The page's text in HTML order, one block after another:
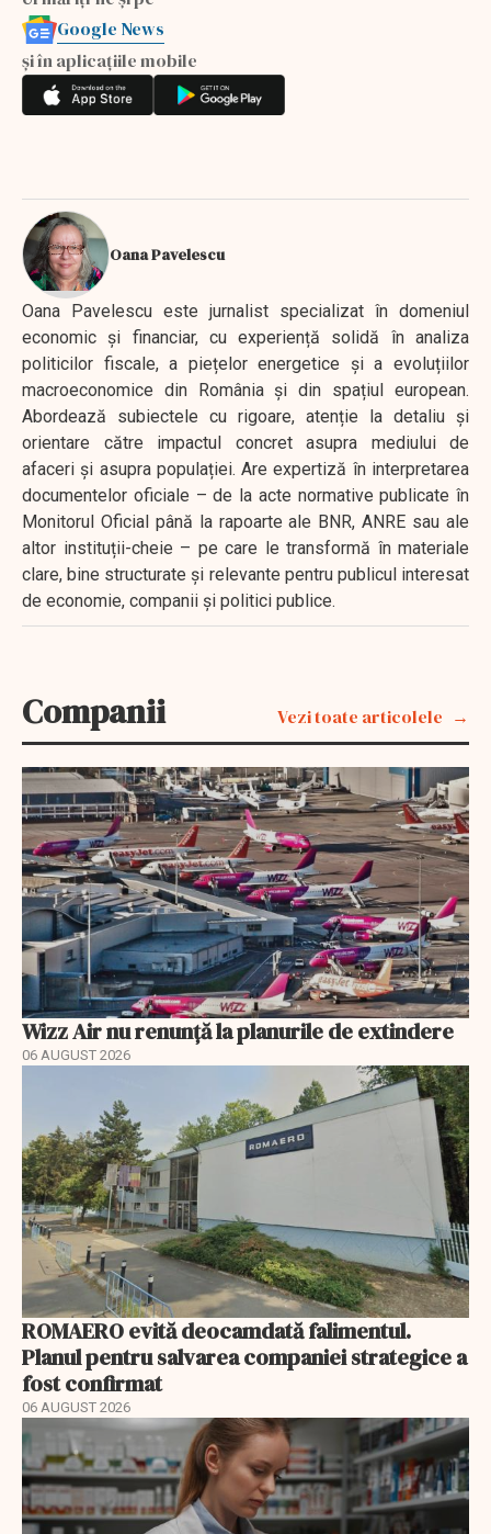
Google News
și în aplicațiile mobile
Oana Pavelescu
Oana Pavelescu este jurnalist specializat în domeniul
economic și financiar, cu experiență solidă în analiza
politicilor fiscale, a piețelor energetice și a evoluțiilor
macroeconomice din România și din spațiul european.
Abordează subiectele cu rigoare, atenție la detaliu și
orientare către impactul concret asupra mediului de
afaceri și asupra populației. Are expertiză în interpretarea
documentelor oficiale – de la acte normative publicate în
Monitorul Oficial până la rapoarte ale BNR, ANRE sau ale
altor instituții-cheie – pe care le transformă în materiale
clare, bine structurate și relevante pentru publicul interesat
de economie, companii și politici publice.
Companii Vezi toate articolele
Wizz Air nu renunță la planurile de extindere
06 AUGUST 2026
ROMAERO evită deocamdată falimentul.
Planul pentru salvarea companiei strategice a
fost confirmat
06 AUGUST 2026